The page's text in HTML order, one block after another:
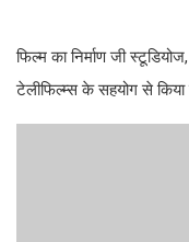
फिल्म का निर्माण जी
टेलीफिल्म्स के सहयोग से